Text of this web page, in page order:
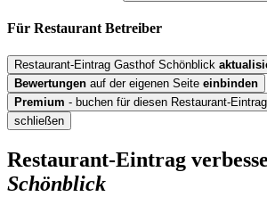
Für Restaurant Betreiber
Restaurant-Eintrag Gasthof Schönblick
Bewertungen auf der eigenen Seite einbinden
Premium - buchen für diesen Restaurant-Eintrag
schließen
Restaurant-Eintrag
Schönblick